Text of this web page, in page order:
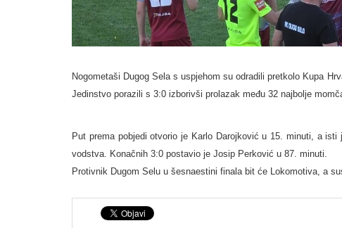
Nogometaši Dugog Sela s uspjehom su odradili pretkolo Kupa
Jedinstvo porazili s 3:0 izborivši prolazak među 32 najbolje
Put prema pobjedi otvorio je Karlo Darojković u 15. minuti, a
vodstva. Konačnih 3:0 postavio je Josip Perković u 87. minuti.
Protivnik Dugom Selu u šesnaestini finala bit će Lokomotiva, a